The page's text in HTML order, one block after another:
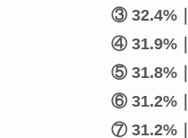
③ 32.4%
④ 31.9%
⑤ 31.8%
⑥ 31.2%
⑦ 31.2%